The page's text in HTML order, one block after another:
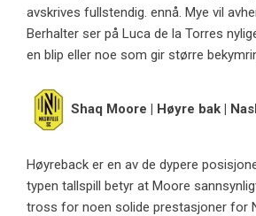
avskrives fullstendig. ennå. Mye vil
Berhalter ser på Luca de la Torres
en blip eller noe som gir større
Shaq Moore | Høyre bak |
Høyreback er en av de dypere
typen tallspill betyr at Moore
tross for noen solide prestasjoner for